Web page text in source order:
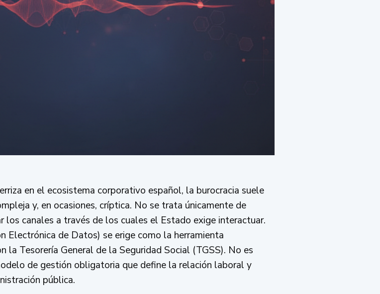
en el ecosistema corporativo español, la burocracia suele
y, en ocasiones, críptica. No se trata únicamente de
canales a través de los cuales el Estado exige interactuar.
Electrónica de Datos) se erige como la herramienta
la Tesorería General de la Seguridad Social (TGSS). No es
de gestión obligatoria que define la relación laboral y
pública.